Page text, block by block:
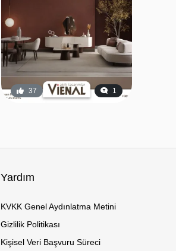
37 1
Yardım
KVKK Genel Aydınlatma Metini
Gizlilik Politikası
Kişisel Veri Başvuru Süreci